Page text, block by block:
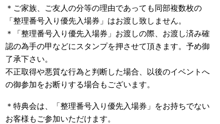
＊ご家族、ご友人の分等の理由であっても同部複数枚の
「整理番号入り優先入場券」はお渡し致しません。
＊「整理番号入り優先入場券」お渡しの際、お渡し済み確
認の為手の甲などにスタンプを押させて頂きます。予め御
了承下さい。
不正取得や悪質な行為と判断した場合、以後のイベントへ
の御参加をお断りする場合もございます。
＊特典会は、「整理番号入り優先入場券」をお持ちでない
お客様もご参加いただけます。